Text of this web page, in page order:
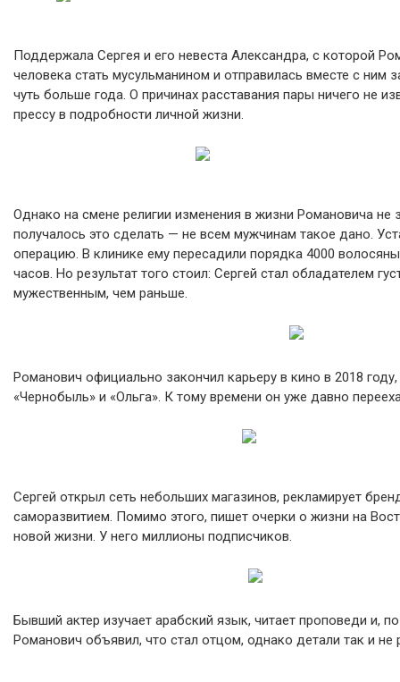
Поддержала Сергея и его невеста Александра, с которой
человека стать мусульманином и отправилась вместе с
чуть больше года. О причинах расставания пары ничего не
прессу в подробности личной жизни.
Однако на смене религии изменения в жизни Романовича не
получалось это сделать — не всем мужчинам такое дано.
операцию. В клинике ему пересадили порядка 4000
часов. Но результат того стоил: Сергей стал обладателем
мужественным, чем раньше.
Романович официально закончил карьеру в кино в 2018
«Чернобыль» и «Ольга». К тому времени он уже давно
Сергей открыл сеть небольших магазинов, рекламирует
саморазвитием. Помимо этого, пишет очерки о жизни на
новой жизни. У него миллионы подписчиков.
Бывший актер изучает арабский язык, читает проповеди и,
Романович объявил, что стал отцом, однако детали так и